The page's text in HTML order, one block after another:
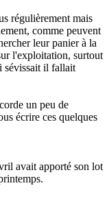
régulièrement mais
comme peuvent
leur panier à la
l'exploitation, surtout
sévissait il fallait
un peu de
écrire ces quelques
avait apporté son lot